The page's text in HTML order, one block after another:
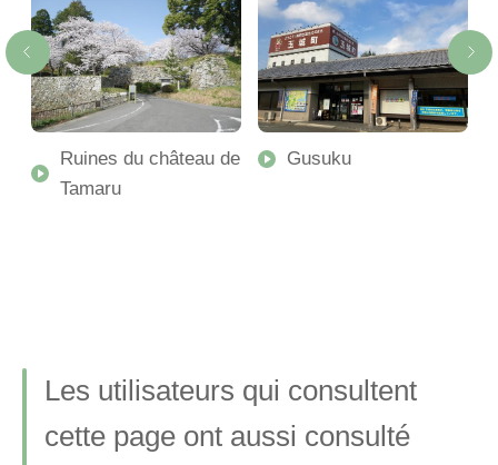
Ruines du château de
Tamaru
Gusuku
Les utilisateurs qui consultent
cette page ont aussi consulté